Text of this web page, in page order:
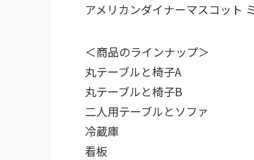
アメリカンダイナーマスコット
＜商品のラインナップ＞
丸テーブルと椅子A
丸テーブルと椅子B
二人用テーブルとソファ
冷蔵庫
看板